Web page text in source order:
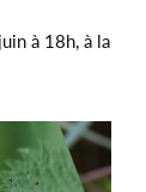
à 18h, à la